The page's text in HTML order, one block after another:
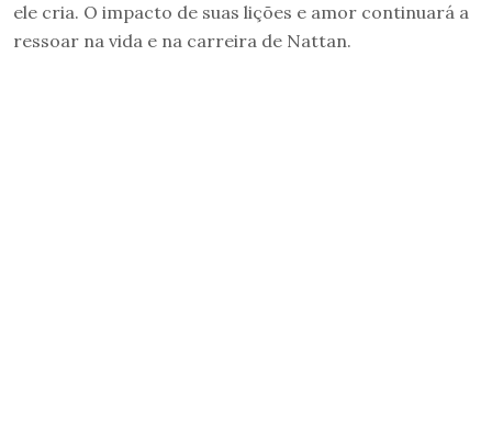
ele cria. O impacto de suas lições e amor continuará a
ressoar na vida e na carreira de Nattan.